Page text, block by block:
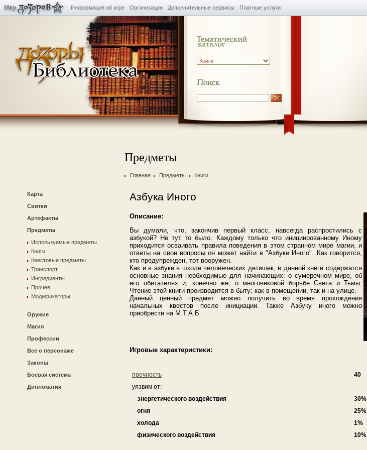
Информация об игре Организации Дополнительные сервисы Платные услуги
Карта
Свитки
Артефакты
Предметы
Используемые предметы
Книги
Квестовые предметы
Транспорт
Ингредиенты
Прочее
Модификаторы
Оружие
Магия
Профессии
Все о персонаже
Законы
Боевая система
Дипломатия
Предметы
Главная Предметы Книги
Азбука Иного
Описание:
Вы думали, что, закончив первый класс, навсегда распростились с
азбукой? Не тут то было. Каждому только что инициированному Иному
приходится осваивать правила поведения в этом странном мире магии, и
ответы на свои вопросы он может найти в "Азбуке Иного". Как говорится,
кто предупрежден, тот вооружен.
Как и в азбуке в школе человеческих детишек, в данной книге содержатся
основные знания необходимые для начинающих: о сумеречном мире, об
его обитателях и, конечно же, о многовековой борьбе Света и Тьмы.
Чтение этой книги производится в быту: как в помещении, так и на улице.
Данный ценный предмет можно получить во время прохождения
начальных квестов после инициации. Также Азбуку иного можно
приобрести на М.Т.А.Б.
Игровые характеристики:
прочность
40
уязвим от:
энергетического воздействия
30%
огня
25%
холода
1%
физического воздействия
10%